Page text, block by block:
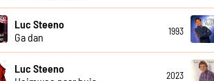
Luc Steeno
Ga dan
1993
Luc Steeno
2023